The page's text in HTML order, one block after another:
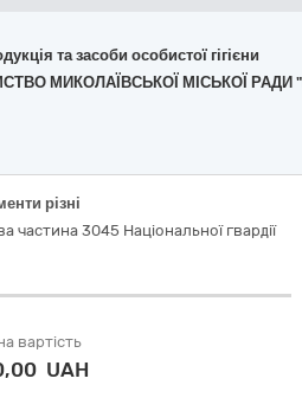
та засоби особистої гігієни
МИКОЛАЇВСЬКОЇ МІСЬКОЇ
різні
частина 3045 Національної гвардії
вартість
UAH